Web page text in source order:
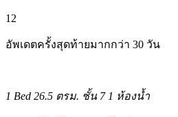
12
อัพเดตครั้งสุดท้ายมากกว่า 30 วัน
1 Bed 26.5 ตรม. ชั้น 7 1 ห้องน้ำ